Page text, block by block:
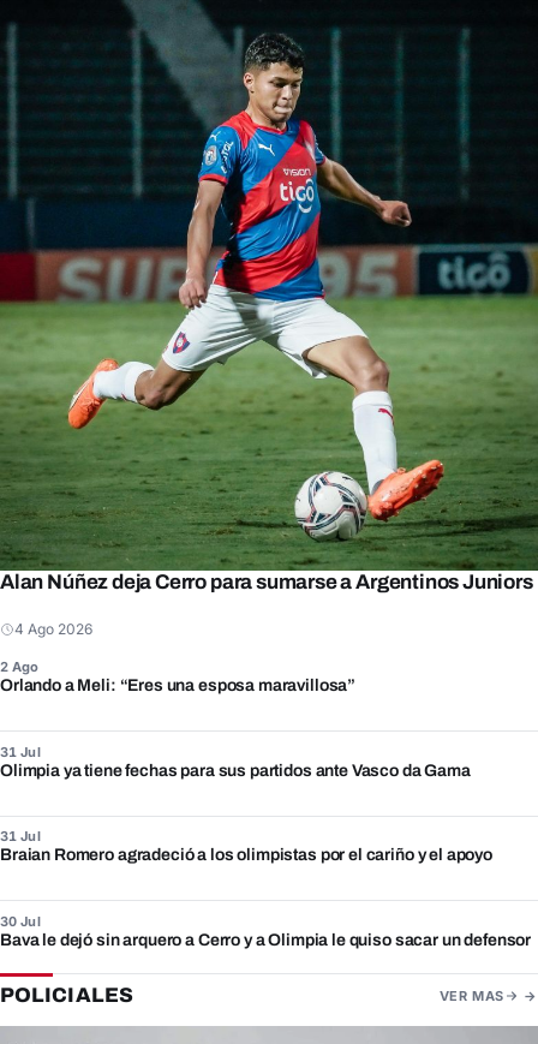
Alan Núñez deja Cerro para sumarse a Argentinos Juniors
4 Ago 2026
2 Ago
Orlando a Meli: “Eres una esposa maravillosa”
31 Jul
Olimpia ya tiene fechas para sus partidos ante Vasco da Gama
31 Jul
Braian Romero agradeció a los olimpistas por el cariño y el apoyo
30 Jul
Bava le dejó sin arquero a Cerro y a Olimpia le quiso sacar un defensor
POLICIALES VER MAS